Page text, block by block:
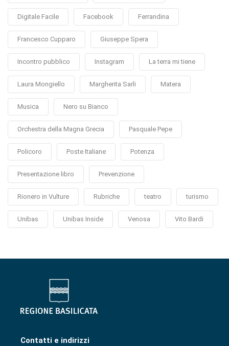
Digitale Facile Facebook Ferrandina
Francesco Cupparo Giuseppe Spera
Incontro pubblico Instagram La terra mi tiene
Laura Mongiello Margherita Sarli Matera
Musica Nero su Bianco
Orchestra della Magna Grecia Pasquale Pepe
Policoro Poste Italiane Potenza
Presentazione libro Prevenzione
Rionero in Vulture Rubriche teatro turismo
Unibas Unibas Inside Venosa Vito Bardi
Contatti e indirizzi